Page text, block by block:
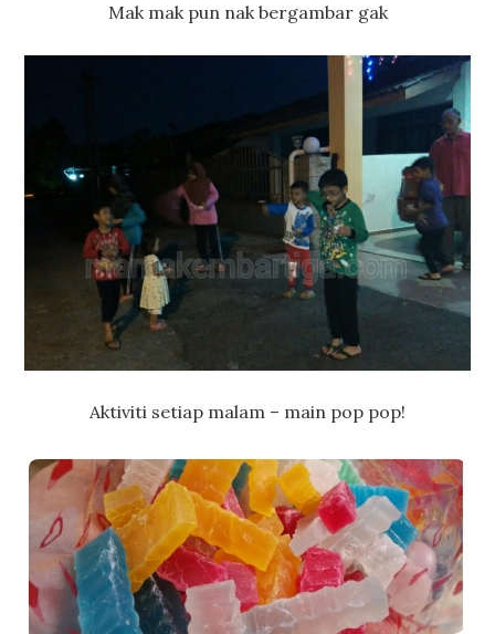
Mak mak pun nak bergambar gak
Aktiviti setiap malam – main pop pop!